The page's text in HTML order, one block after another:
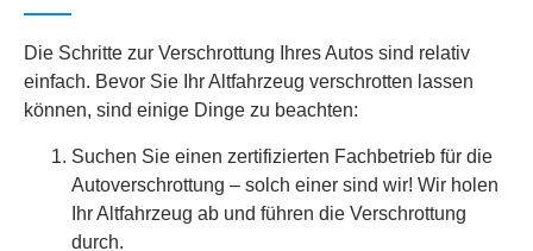
Die Schritte zur Verschrottung Ihres Autos sind relativ
einfach. Bevor Sie Ihr Altfahrzeug verschrotten lassen
können, sind einige Dinge zu beachten:
Suchen Sie einen zertifizierten Fachbetrieb für die
Autoverschrottung – solch einer sind wir! Wir holen
Ihr Altfahrzeug ab und führen die Verschrottung
durch.